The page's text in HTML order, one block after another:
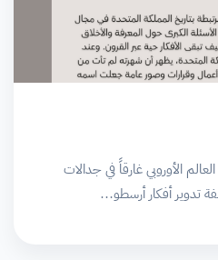
الأوروبي غارقاً في جدالات
تدوير أفكار أرسطو…